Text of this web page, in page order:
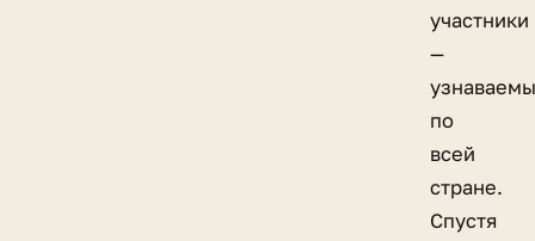
участники
—
по
всей
стране.
Спустя